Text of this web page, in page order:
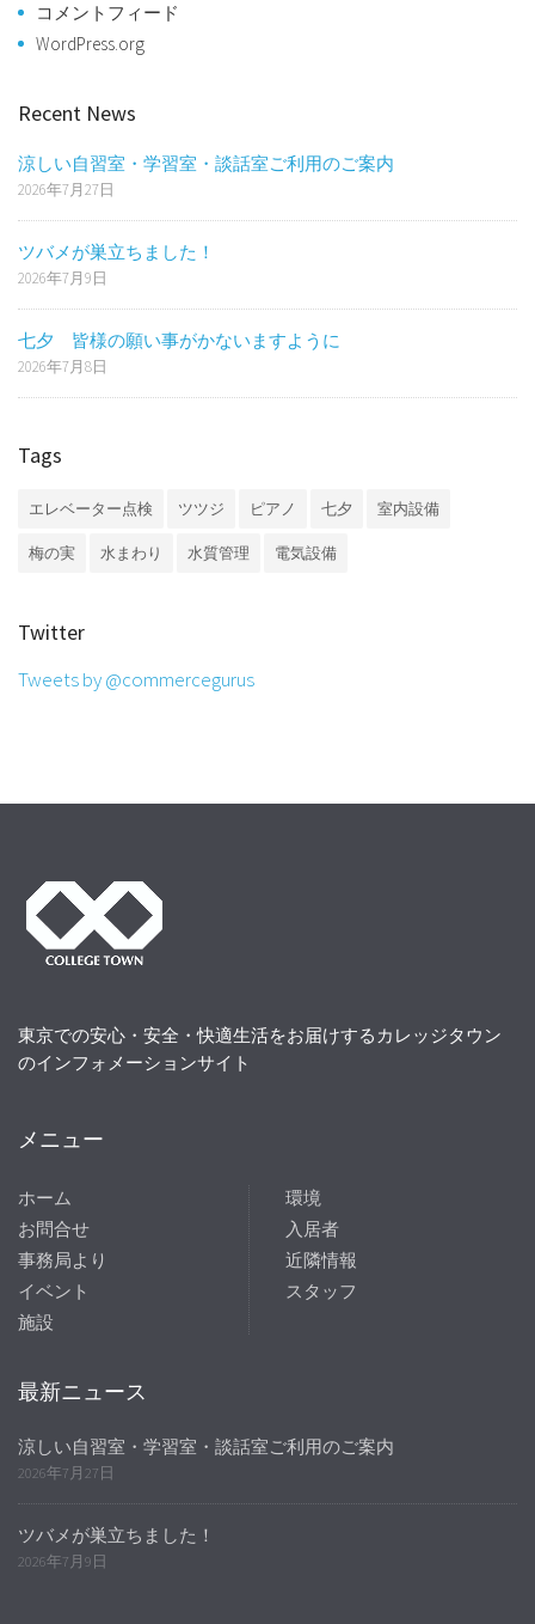
コメントフィード
WordPress.org
Recent News
涼しい自習室・学習室・談話室ご利用のご案内
2026年7月27日
ツバメが巣立ちました！
2026年7月9日
七夕 皆様の願い事がかないますように
2026年7月8日
Tags
エレベーター点検 ツツジ ピアノ 七夕 室内設備
梅の実 水まわり 水質管理 電気設備
Twitter
Tweets by @commercegurus
東京での安心・安全・快適生活をお届けするカレッジタウン
のインフォメーションサイト
メニュー
ホーム
お問合せ
事務局より
イベント
施設
環境
入居者
近隣情報
スタッフ
最新ニュース
涼しい自習室・学習室・談話室ご利用のご案内
2026年7月27日
ツバメが巣立ちました！
2026年7月9日